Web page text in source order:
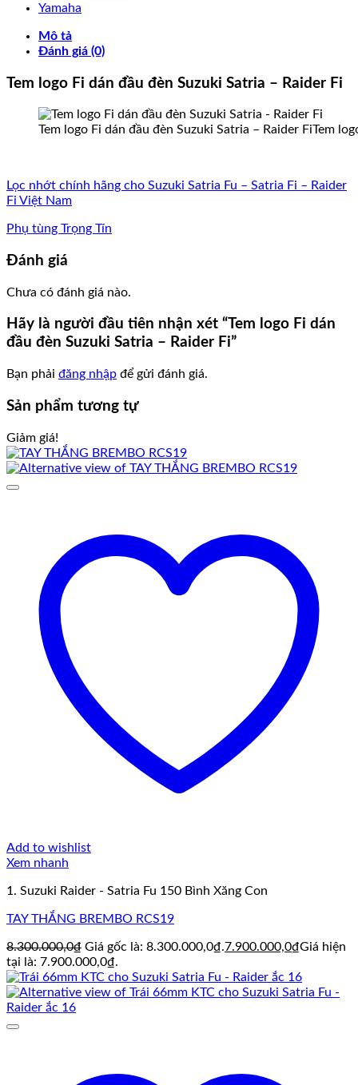
Yamaha
Mô tả
Đánh giá (0)
Tem logo Fi dán đầu đèn Suzuki Satria – Raider Fi
Tem logo Fi dán đầu đèn Suzuki Satria – Raider FiTem
Lọc nhớt chính hãng cho Suzuki Satria Fu – Satria Fi – Raider
Fi Việt Nam
Phụ tùng Trọng Tín
Đánh giá
Chưa có đánh giá nào.
Hãy là người đầu tiên nhận xét “Tem logo Fi dán
đầu đèn Suzuki Satria – Raider Fi”
Bạn phải đăng nhập để gửi đánh giá.
Sản phẩm tương tự
Giảm giá!
Add to wishlist
Xem nhanh
1. Suzuki Raider - Satria Fu 150 Bình Xăng Con
TAY THẮNG BREMBO RCS19
8.300.000,0₫ Giá gốc là: 8.300.000,0₫.7.900.000,0₫Giá hiện
tại là: 7.900.000,0₫.